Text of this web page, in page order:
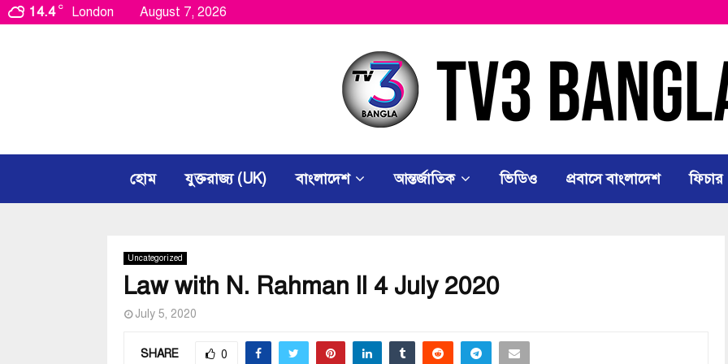
14.4 C London August 7, 2026
হোম যুক্তরাজ্য (UK) বাংলাদেশ আন্তর্জাতিক ভিডিও প্রবাসে বাংলাদেশ ফিচার
Uncategorized
Law with N. Rahman ll 4 July 2020
July 5, 2020
SHARE 0